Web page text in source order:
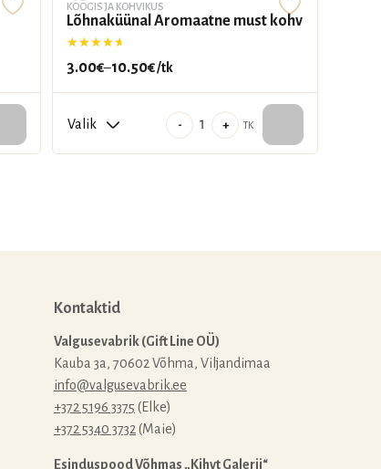
KÖÖGIS JA KOHVIKUS
Lõhnaküünal Aromaatne must kohv
Hinnanguga
3.00€–10.50€
Hinnavahemik:
kuni
/tk
-
Lõhnaküünal
Aromaatne
+ TK
Kontaktid
Valgusevabrik (Gift Line OÜ)
Kauba 3a, 70602 Võhma, Viljandimaa
info@valgusevabrik.ee
+372 5196 3375 (Elke)
+372 5340 3732(Maie)
Esinduspood Võhmas „Kihvt Galerii“